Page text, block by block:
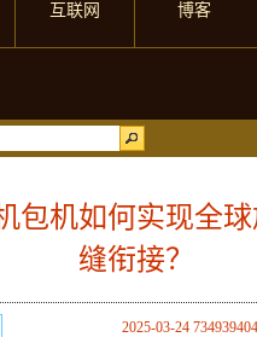
互联网 博客
包机如何实现全
缝衔接？
2025-03-24